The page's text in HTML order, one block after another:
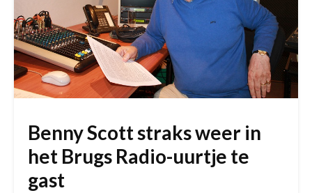
Benny Scott straks weer in
het Brugs Radio-uurtje te
gast